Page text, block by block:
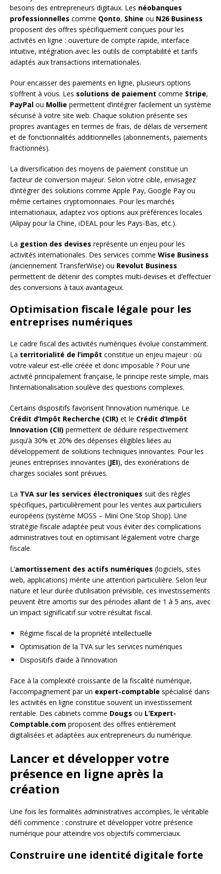
besoins des entrepreneurs digitaux. Les néobanques
professionnelles comme Qonto, Shine ou N26 Business
proposent des offres spécifiquement conçues pour les
activités en ligne : ouverture de compte rapide, interface
intuitive, intégration avec les outils de comptabilité et tarifs
adaptés aux transactions internationales.
Pour encaisser des paiements en ligne, plusieurs options
s’offrent à vous. Les solutions de paiement comme Stripe,
PayPal ou Mollie permettent d’intégrer facilement un système
sécurisé à votre site web. Chaque solution présente ses
propres avantages en termes de frais, de délais de versement
et de fonctionnalités additionnelles (abonnements, paiements
fractionnés).
La diversification des moyens de paiement constitue un
facteur de conversion majeur. Selon votre cible, envisagez
d’intégrer des solutions comme Apple Pay, Google Pay ou
même certaines cryptomonnaies. Pour les marchés
internationaux, adaptez vos options aux préférences locales
(Alipay pour la Chine, iDEAL pour les Pays-Bas, etc.).
La gestion des devises représente un enjeu pour les
activités internationales. Des services comme Wise Business
(anciennement TransferWise) ou Revolut Business
permettent de détenir des comptes multi-devises et d’effectuer
des conversions à taux avantageux.
Optimisation fiscale légale pour les
entreprises numériques
Le cadre fiscal des activités numériques évolue constamment.
La territorialité de l’impôt constitue un enjeu majeur : où
votre valeur est-elle créée et donc imposable ? Pour une
activité principalement française, le principe reste simple, mais
l’internationalisation soulève des questions complexes.
Certains dispositifs favorisent l’innovation numérique. Le
Crédit d’Impôt Recherche (CIR) et le Crédit d’Impôt
Innovation (CII) permettent de déduire respectivement
jusqu’à 30% et 20% des dépenses éligibles liées au
développement de solutions techniques innovantes. Pour les
jeunes entreprises innovantes (JEI), des exonérations de
charges sociales sont prévues.
La TVA sur les services électroniques suit des règles
spécifiques, particulièrement pour les ventes aux particuliers
européens (système MOSS – Mini One Stop Shop). Une
stratégie fiscale adaptée peut vous éviter des complications
administratives tout en optimisant légalement votre charge
fiscale.
L’amortissement des actifs numériques (logiciels, sites
web, applications) mérite une attention particulière. Selon leur
nature et leur durée d’utilisation prévisible, ces investissements
peuvent être amortis sur des périodes allant de 1 à 5 ans, avec
un impact significatif sur votre résultat fiscal.
Régime fiscal de la propriété intellectuelle
Optimisation de la TVA sur les services numériques
Dispositifs d’aide à l’innovation
Face à la complexité croissante de la fiscalité numérique,
l’accompagnement par un expert-comptable spécialisé dans
les activités en ligne constitue souvent un investissement
rentable. Des cabinets comme Dougs ou L’Expert-
Comptable.com proposent des offres entièrement
digitalisées et adaptées aux entrepreneurs du numérique.
Lancer et développer votre
présence en ligne après la
création
Une fois les formalités administratives accomplies, le véritable
défi commence : construire et développer votre présence
numérique pour atteindre vos objectifs commerciaux.
Construire une identité digitale forte